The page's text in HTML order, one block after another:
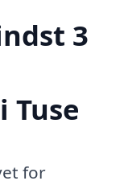
3
for